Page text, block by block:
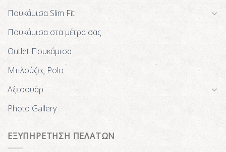
Πουκάμισα Slim Fit
Πουκάμισα στα μέτρα σας
Outlet Πουκάμισα
Μπλούζες Polo
Αξεσουάρ
Photo Gallery
ΕΞΥΠΗΡΕΤΗΣΗ ΠΕΛΑΤΩΝ